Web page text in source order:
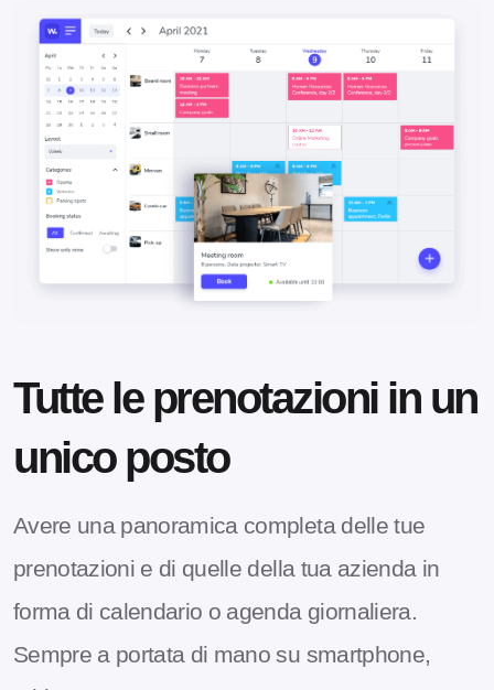
Tutte le prenotazioni in un
unico posto
Avere una panoramica completa delle tue
prenotazioni e di quelle della tua azienda in
forma di calendario o agenda giornaliera.
Sempre a portata di mano su smartphone,